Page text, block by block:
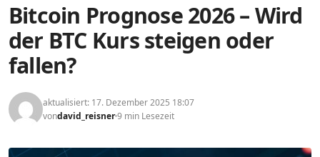
Bitcoin Prognose 2026 – Wird
der BTC Kurs steigen oder
fallen?
aktualisiert: 17. Dezember 2025 18:07
vondavid_reisner9 min Lesezeit